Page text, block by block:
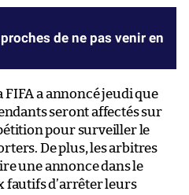
de ne pas venir en
FIFA a annoncé jeudi que
seront affectés sur
pour surveiller le
De plus, les arbitres
une annonce dans le
fautifs d’arrêter leurs